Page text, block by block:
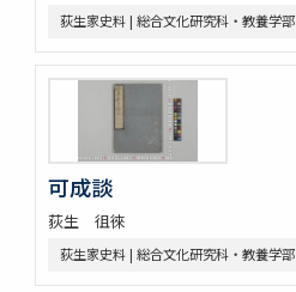
荻生家史料 | 総合文化研究科・教養学部
可成談
荻生 徂徠
荻生家史料 | 総合文化研究科・教養学部